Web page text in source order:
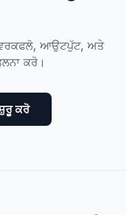
ਆਉਟਪੁੱਟ, ਅਤੇ
ਕਰੋ।
ਕਰੋ